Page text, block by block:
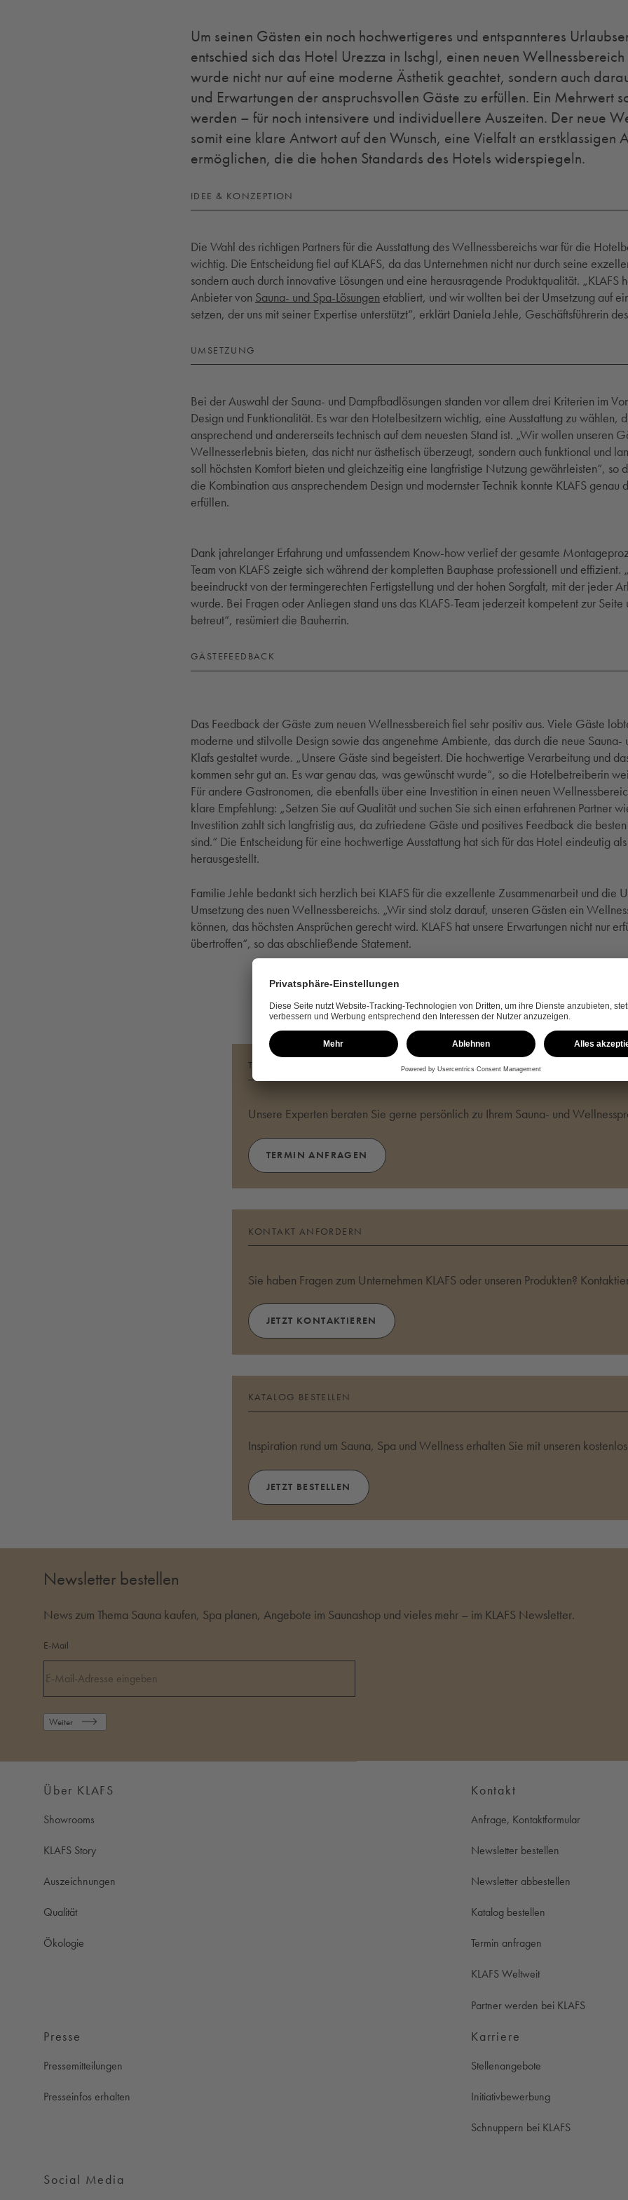
Um seinen Gästen ein noch hochwertigeres und entspannteres
entschied sich das Hotel Urezza in Ischgl, einen neuen
wurde nicht nur auf eine moderne Ästhetik geachtet, sondern auch
und Erwartungen der anspruchsvollen Gäste zu erfüllen. Ein Mehrwert
werden – für noch intensivere und individuellere Auszeiten. Der neue
somit eine klare Antwort auf den Wunsch, eine Vielfalt an erstklassigen
ermöglichen, die die hohen Standards des Hotels widerspiegeln.
IDEE & KONZEPTION
Die Wahl des richtigen Partners für die Ausstattung des Wellnessbereichs war für die
wichtig. Die Entscheidung fiel auf KLAFS, da das Unternehmen nicht nur durch seine
sondern auch durch innovative Lösungen und eine herausragende Produktqualität. „KLAFS
Anbieter von Sauna- und Spa-Lösungen etabliert, und wir wollten bei der Umsetzung auf
setzen, der uns mit seiner Expertise unterstützt“, erklärt Daniela Jehle, Geschäftsführerin
UMSETZUNG
Bei der Auswahl der Sauna- und Dampfbadlösungen standen vor allem drei Kriterien im
Design und Funktionalität. Es war den Hotelbesitzern wichtig, eine Ausstattung zu wählen,
ansprechend und andererseits technisch auf dem neuesten Stand ist. „Wir wollen unseren
Wellnesserlebnis bieten, das nicht nur ästhetisch überzeugt, sondern auch funktional und
soll höchsten Komfort bieten und gleichzeitig eine langfristige Nutzung gewährleisten“, so
die Kombination aus ansprechendem Design und modernster Technik konnte KLAFS genau
erfüllen.
Dank jahrelanger Erfahrung und umfassendem Know-how verlief der gesamte
Team von KLAFS zeigte sich während der kompletten Bauphase professionell und effizient.
beeindruckt von der termingerechten Fertigstellung und der hohen Sorgfalt, mit der jeder
wurde. Bei Fragen oder Anliegen stand uns das KLAFS-Team jederzeit kompetent zur Seite
betreut“, resümiert die Bauherrin.
GÄSTEFEEDBACK
Das Feedback der Gäste zum neuen Wellnessbereich fiel sehr positiv aus. Viele Gäste
moderne und stilvolle Design sowie das angenehme Ambiente, das durch die neue Sauna-
Klafs gestaltet wurde. „Unsere Gäste sind begeistert. Die hochwertige Verarbeitung und
kommen sehr gut an. Es war genau das, was gewünscht wurde“, so die Hotelbetreiberin
Für andere Gastronomen, die ebenfalls über eine Investition in einen neuen
klare Empfehlung: „Setzen Sie auf Qualität und suchen Sie sich einen erfahrenen Partner
Investition zahlt sich langfristig aus, da zufriedene Gäste und positives Feedback die
sind.“ Die Entscheidung für eine hochwertige Ausstattung hat sich für das Hotel eindeutig
herausgestellt.
Familie Jehle bedankt sich herzlich bei KLAFS für die exzellente Zusammenarbeit und die
Umsetzung des nuen Wellnessbereichs. „Wir sind stolz darauf, unseren Gästen ein
können, das höchsten Ansprüchen gerecht wird. KLAFS hat unsere Erwartungen nicht nur
übertroffen“, so das abschließende Statement.
TERMIN ANFRAGEN
Unsere Experten beraten Sie gerne persönlich zu Ihrem Sauna- und
TERMIN ANFRAGEN
KONTAKT ANFORDERN
Sie haben Fragen zum Unternehmen KLAFS oder unseren Produkten?
JETZT KONTAKTIEREN
KATALOG BESTELLEN
Inspiration rund um Sauna, Spa und Wellness erhalten Sie mit unseren
JETZT BESTELLEN
Newsletter bestellen
News zum Thema Sauna kaufen, Spa planen, Angebote im Saunashop und vieles mehr – im KLAFS Newsletter.
E-Mail
Weiter
Über KLAFS
Showrooms
KLAFS Story
Auszeichnungen
Qualität
Ökologie
Kontakt
Anfrage, Kontaktformular
Newsletter bestellen
Newsletter abbestellen
Katalog bestellen
Termin anfragen
KLAFS Weltweit
Partner werden bei KLAFS
Presse
Pressemitteilungen
Presseinfos erhalten
Karriere
Stellenangebote
Initiativbewerbung
Schnuppern bei KLAFS
Social Media